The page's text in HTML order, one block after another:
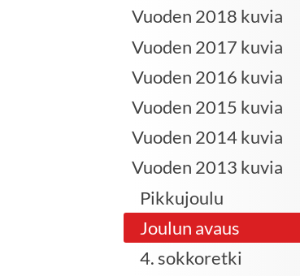
Vuoden 2018 kuvia
Vuoden 2017 kuvia
Vuoden 2016 kuvia
Vuoden 2015 kuvia
Vuoden 2014 kuvia
Vuoden 2013 kuvia
Pikkujoulu
Joulun avaus
4. sokkoretki